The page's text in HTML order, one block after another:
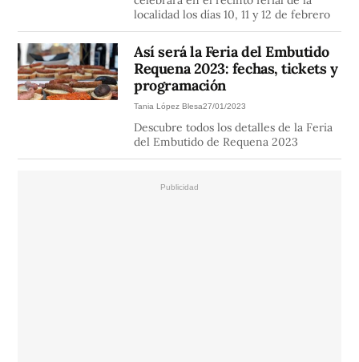
localidad los días 10, 11 y 12 de febrero
Así será la Feria del Embutido
Requena 2023: fechas, tickets y
programación
Tania López Blesa27/01/2023
Descubre todos los detalles de la Feria
del Embutido de Requena 2023